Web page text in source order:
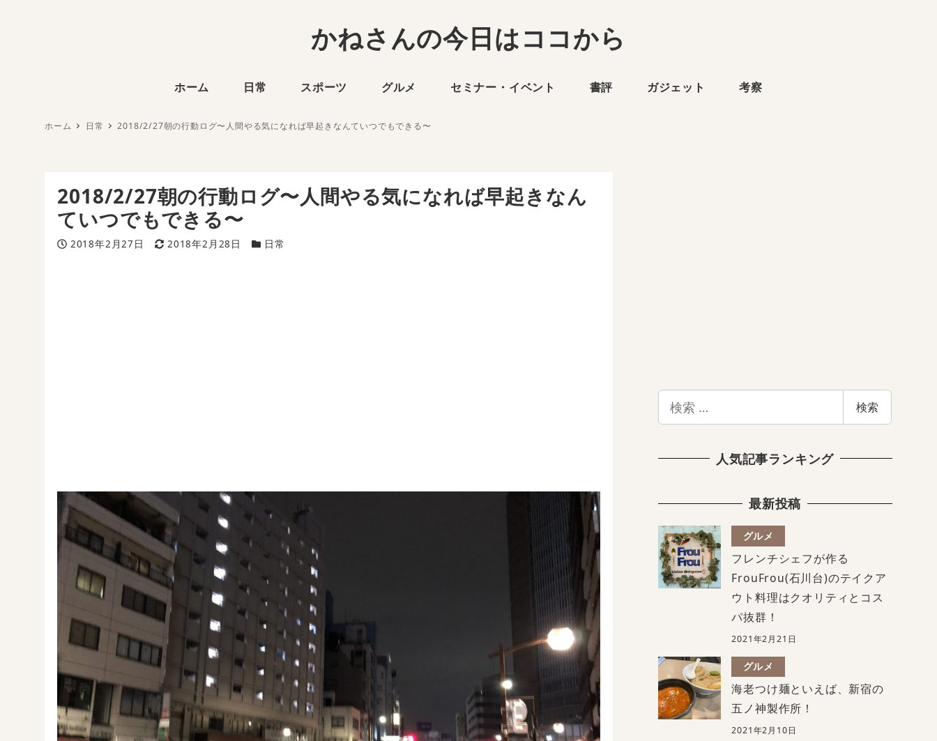
かねさんの今日はココから
ホーム 日常 スポーツ グルメ セミナー・イベント 書評 ガジェット 考察
ホーム 日常 2018/2/27朝の行動ログ〜人間やる気になれば早起きなんていつでもできる〜
2018/2/27朝の行動ログ〜人間やる気になれば早起きなん
ていつでもできる〜
投稿日
2018年2月27日 更新日
2018年2月28日 カテゴリー
日常
索
検索
人気記事ランキング
最新投稿
グルメ
フレンチシェフが作る
FrouFrou(石川台)のテイクア
ウト料理はクオリティとコス
パ抜群！
2021年2月21日
グルメ
海老つけ麺といえば、新宿の
五ノ神製作所！
2021年2月10日